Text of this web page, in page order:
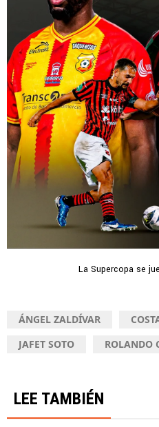
La Supercopa se
ÁNGEL ZALDÍVAR
JAFET SOTO
ROLANDO
LEE TAMBIÉN